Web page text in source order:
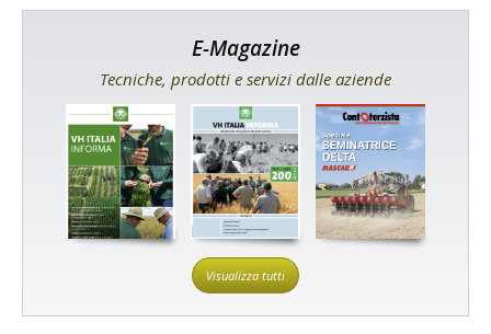
E-Magazine
Tecniche, prodotti e servizi dalle aziende
Visualizza tutti